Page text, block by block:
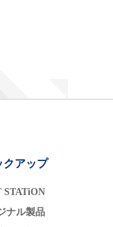
クアップ
STATiON
ナル製品